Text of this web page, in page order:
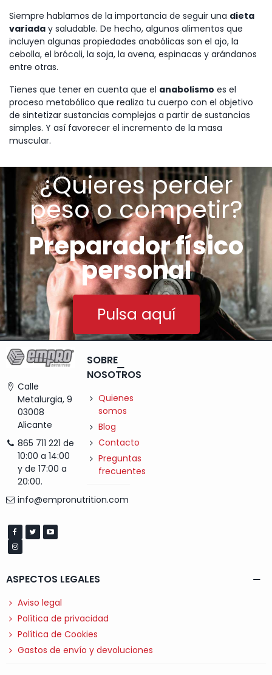
Siempre hablamos de la importancia de seguir una dieta
variada y saludable. De hecho, algunos alimentos que
incluyen algunas propiedades anabólicas son el ajo, la
cebolla, el brócoli, la soja, la avena, espinacas y arándanos
entre otras.
Tienes que tener en cuenta que el anabolismo es el
proceso metabólico que realiza tu cuerpo con el objetivo
de sintetizar sustancias complejas a partir de sustancias
simples. Y así favorecer el incremento de la masa
muscular.
¿Quieres perder
peso o competir?
Preparador físico
personal
Pulsa aquí
Calle
Metalurgia, 9
03008
Alicante
865 711 221 de
10:00 a 14:00
y de 17:00 a
20:00.
info@empronutrition.com
SOBRE
NOSOTROS
Quienes
somos
Blog
Contacto
Preguntas
frecuentes
ASPECTOS LEGALES
Aviso legal
Política de privacidad
Política de Cookies
Gastos de envío y devoluciones